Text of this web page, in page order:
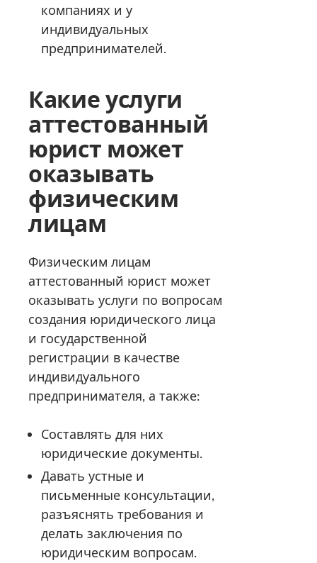
компаниях и у
индивидуальных
предпринимателей.
Какие услуги
аттестованный
юрист может
оказывать
физическим
лицам
Физическим лицам
аттестованный юрист может
оказывать услуги по вопросам
создания юридического лица
и государственной
регистрации в качестве
индивидуального
предпринимателя, а также:
Составлять для них
юридические документы.
Давать устные и
письменные консультации,
разъяснять требования и
делать заключения по
юридическим вопросам.